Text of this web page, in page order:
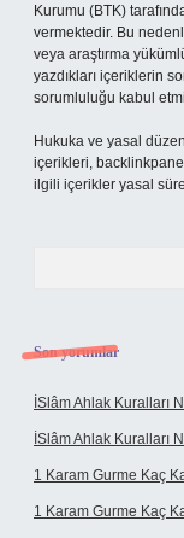
Kurumu (BTK)
vermektedir. Bu
veya araştırma
yazdıkları içeriklerin
sorumluluğu kabul
Hukuka ve yasal
içerikleri,
ilgili içerikler yasal
Son yorumlar
İSlâm Ahlak Kuralları
İSlâm Ahlak Kuralları
1 Karam Gurme Kaç
1 Karam Gurme Kaç